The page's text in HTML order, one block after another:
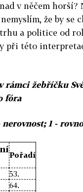
v něčem horší?
že by se
a politice od
při této
rámci žebříčku
fóra
1 -
Pořadí
53.
64.